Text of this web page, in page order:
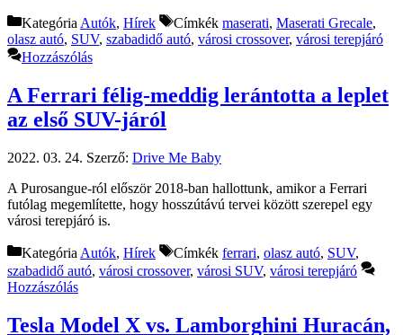
Kategória Autók, Hírek Címkék maserati, Maserati Grecale,
olasz autó, SUV, szabadidő autó, városi crossover, városi terepjáró
Hozzászólás
A Ferrari félig-meddig lerántotta a leplet
az első SUV-járól
2022. 03. 24. Szerző: Drive Me Baby
A Purosangue-ról először 2018-ban hallottunk, amikor a Ferrari
futólag megemlítette, hogy hosszútávú tervei között szerepel egy
városi terepjáró is.
Kategória Autók, Hírek Címkék ferrari, olasz autó, SUV,
szabadidő autó, városi crossover, városi SUV, városi terepjáró
Hozzászólás
Tesla Model X vs. Lamborghini Huracán,